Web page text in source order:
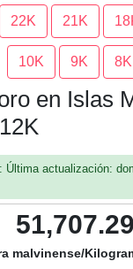
22K 21K
10K 9K 8K
en Islas
Última actualización:
51,707.29
malvinense/